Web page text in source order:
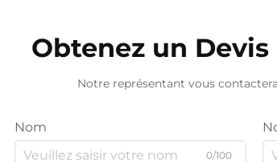
Obtenez un
Notre représentant vous
Nom
0/100